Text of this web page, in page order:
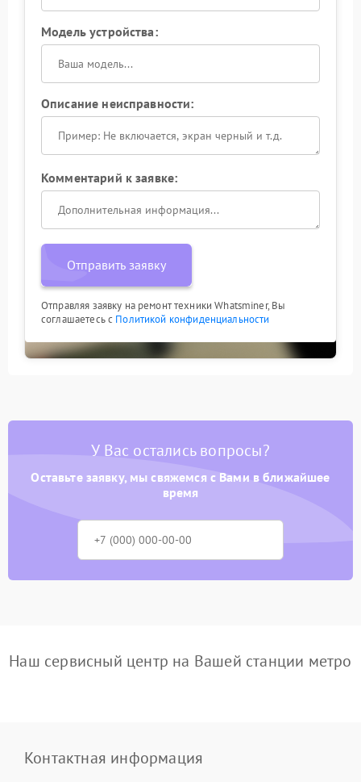
Модель устройства:
Описание неисправности:
Комментарий к заявке:
Отправить заявку
Отправляя заявку на ремонт техники Whatsminer, Вы
соглашаетесь с Политикой конфиденциальности
У Вас остались вопросы?
Оставьте заявку, мы свяжемся с Вами в ближайшее
время
Наш сервисный центр на Вашей станции метро
Контактная информация